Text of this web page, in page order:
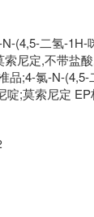
(4,5-二氢-1H-
尼定,不带盐
品;4-氯-N-
啶;莫索尼定